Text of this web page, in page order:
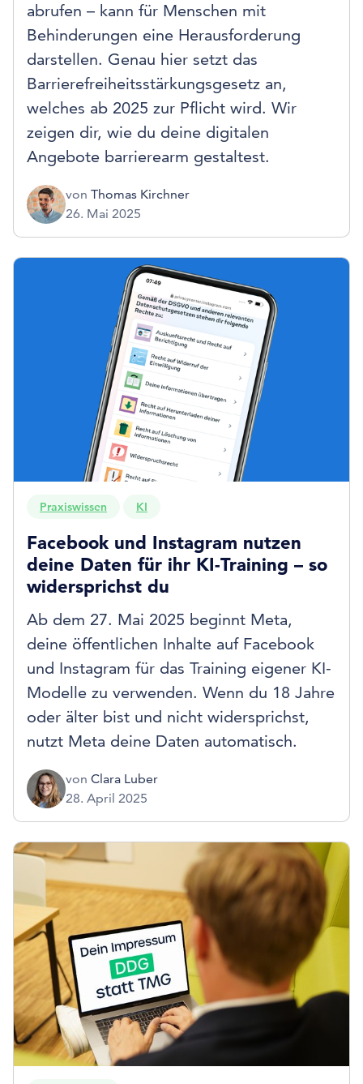
abrufen – kann für Menschen mit
Behinderungen eine Herausforderung
darstellen. Genau hier setzt das
Barrierefreiheitsstärkungsgesetz an,
welches ab 2025 zur Pflicht wird. Wir
zeigen dir, wie du deine digitalen
Angebote barrierearm gestaltest.
von Thomas Kirchner
26. Mai 2025
Praxiswissen KI
Facebook und Instagram nutzen
deine Daten für ihr KI-Training – so
widersprichst du
Ab dem 27. Mai 2025 beginnt Meta,
deine öffentlichen Inhalte auf Facebook
und Instagram für das Training eigener KI-
Modelle zu verwenden. Wenn du 18 Jahre
oder älter bist und nicht widersprichst,
nutzt Meta deine Daten automatisch.
von Clara Luber
28. April 2025